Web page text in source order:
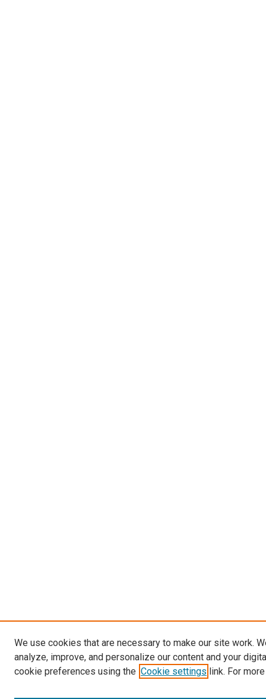
We use cookies that are necessary to make our site work.
analyze, improve, and personalize our content and your
cookie preferences using the Cookie settings link. For